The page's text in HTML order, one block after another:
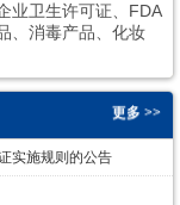
业卫生许可证、FDA
、消毒产品、化妆
更多 >>
实施规则的公告